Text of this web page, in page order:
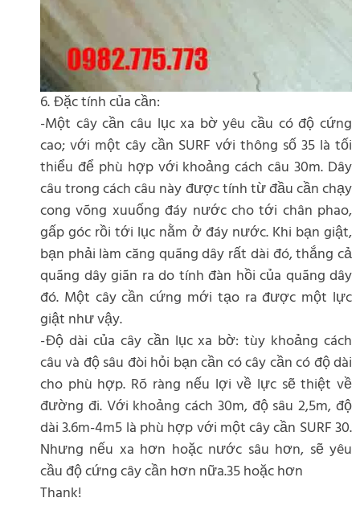
6. Đặc tính của cần:
-Một cây cần câu lục xa bờ yêu cầu có độ cứng
cao; với một cây cần SURF với thông số 35 là tối
thiểu để phù hợp với khoảng cách câu 30m. Dây
câu trong cách câu này được tính từ đầu cần chạy
cong võng xuuống đáy nước cho tới chân phao,
gấp góc rồi tới lục nằm ở đáy nước. Khi bạn giật,
bạn phải làm căng quãng dây rất dài đó, thắng cả
quãng dây giãn ra do tính đàn hồi của quãng dây
đó. Một cây cần cứng mới tạo ra được một lực
giật như vậy.
-Độ dài của cây cần lục xa bờ: tùy khoảng cách
câu và độ sâu đòi hỏi bạn cần có cây cần có độ dài
cho phù hợp. Rõ ràng nếu lợi về lực sẽ thiệt về
đường đi. Với khoảng cách 30m, độ sâu 2,5m, độ
dài 3.6m-4m5 là phù hợp với một cây cần SURF 30.
Nhưng nếu xa hơn hoặc nước sâu hơn, sẽ yêu
cầu độ cứng cây cần hơn nữa.35 hoặc hơn
Thank!